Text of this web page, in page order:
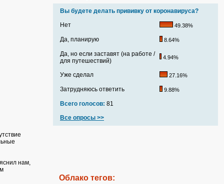
нам,
Вы будете делать прививку от коронавируса?
Нет
49.38%
Да, планирую 8.64%
Да, но если заставят (на работе /
для путешествий)
4.94%
Уже сделал 27.16%
Затрудняюсь ответить 9.88%
Всего голосов: 81
Все опросы >>
Облако тегов: